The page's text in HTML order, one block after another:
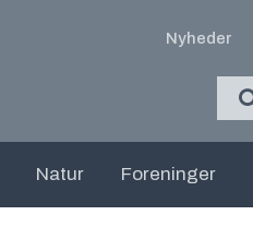
Nyheder
Natur Foreninger